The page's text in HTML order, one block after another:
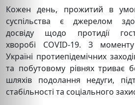
Кожен день, прожитий в
суспільства є джерелом
досвіду щодо протидії
хворобі COVID-19. З
Україні протиепідемічних
та побутовому рівнях триває
шляхів подолання недуги,
стабільності та соціального